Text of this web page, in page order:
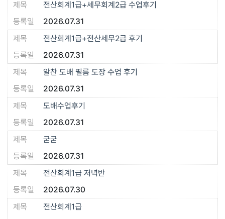
전산회계1급+세무회계2급 수업후기
2026.07.31
전산회계1급+전산세무2급 후기
2026.07.31
알찬 도배 필름 도장 수업 후기
2026.07.31
도배수업후기
2026.07.31
굳굳
2026.07.31
전산회계1급 저녁반
2026.07.30
전산회계1급